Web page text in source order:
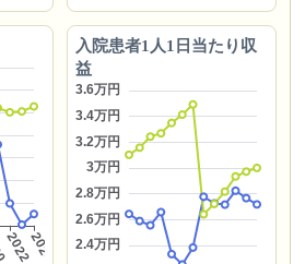
入院患者1人1日当たり収
益